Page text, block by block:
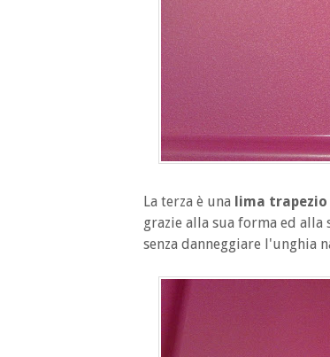
La terza è una lima
grazie alla sua forma ed
senza danneggiare l'unghia